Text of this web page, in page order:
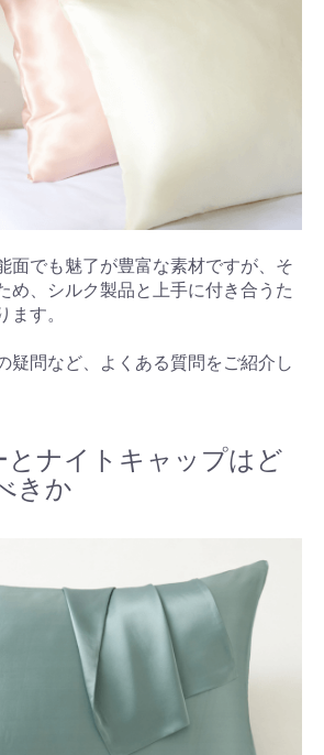
面でも魅了が豊富な素材ですが、そ
め、シルク製品と上手に付き合うた
す。
疑問など、よくある質問をご紹介し
とナイトキャップはど
きか